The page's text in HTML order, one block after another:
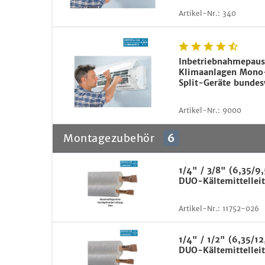
Artikel-Nr.: 340
Klimaanlagen
Split-Geräte
Artikel-Nr.: 9000
Montagezubehör 6
1/4" / 3/8" (6,35/
DUO-
Artikel-Nr.: 11752-026
1/4" / 1/2" (6,35/
DUO-